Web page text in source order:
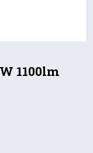
1100lm